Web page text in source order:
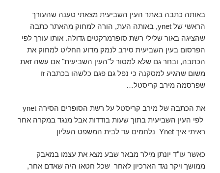
באותה כתבה באתר העין השביעית מצאתי טענה שהעורך
הראשי של ynet, באותה העת, הורה למחוק מהאתר כתבה
שהציגה באור שלילי רשת סופרמרקטים גדולה. אותו עורך לפי
הפרסום בעין השביעית סירב לנמק מדוע החליט למחוק את
הכתבה, ובחר גם שלא למסור ל"העין השביעית" אם עשה זאת
משום שהגיע למסקנה כי נפל גם פגם כלשהו בכתבה זו
שפרסמה מירב קריסטל…
את הכתבה של מירב קריסטל על רשת הסופרים הסירה ynet
לפי העין השביעית בתוך שעות בודדות אבל מנגד במקרה אחר
ראיתי איך Ynet נלחמים עד לבית המשפט העליון
כאשר עו"ד יונתן מילר מבאר שבע מצא את עצמו במאבק
ממושך ויקר נגד הארכיון לאחר שכל חטאו היה שאדם אחר,